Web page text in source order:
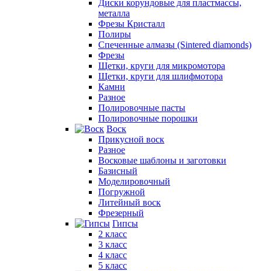
Диски корундовые для пластмассы,
металла
Фрезы Кристалл
Полиры
Спеченные алмазы (Sintered diamonds)
Фрезы
Щетки, круги для микромотора
Щетки, круги для шлифмотора
Камни
Разное
Полировочные пасты
Полировочные порошки
Воск
Прикусной воск
Разное
Восковые шаблоны и заготовки
Базисный
Моделировочный
Погружной
Литейный воск
Фрезерный
Гипсы
2 класс
3 класс
4 класс
5 класс